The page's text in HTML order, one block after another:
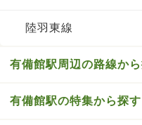
陸羽東線
有備館駅周辺の路線か
有備館駅の特集から探す